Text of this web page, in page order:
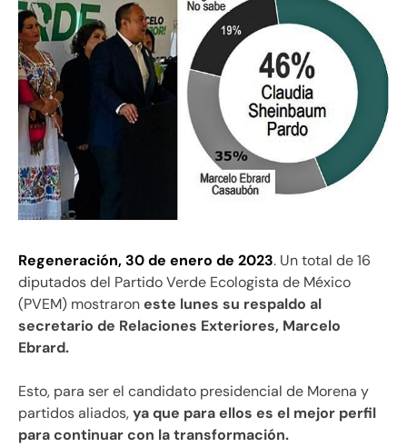
Regeneración, 30 de enero de 2023. Un total de 16
diputados del Partido Verde Ecologista de México
(PVEM) mostraroneste lunes su respaldo al
secretario de Relaciones Exteriores, Marcelo
Ebrard.
Esto, para ser el candidato presidencial de Morena y
partidos aliados,ya que para ellos es el mejor perfil
para continuar con la transformación.